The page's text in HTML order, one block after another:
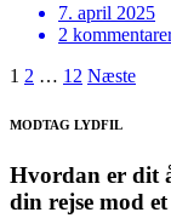
7. april 2025
2
1 2 … 12 Næste
MODTAG LYDFIL
Hvordan er dit
din rejse mod